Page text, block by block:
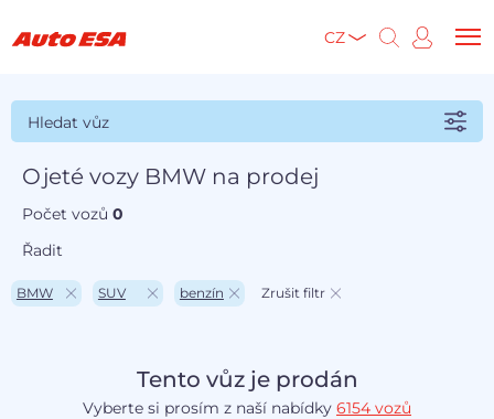
CZ
Hledat vůz
Ojeté vozy BMW na prodej
Počet vozů0
Řadit
BMW SUV benzín Zrušit filtr
Tento vůz je prodán
Vyberte si prosím z naší nabídky 6154 vozů